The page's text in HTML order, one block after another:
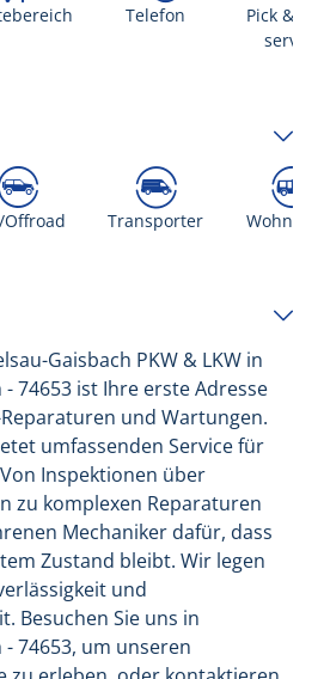
Telefon
Pick &
service
Offroad Transporter
Gaisbach PKW & LKW in
74653 ist Ihre erste Adresse
und Wartungen.
umfassenden Service für
Inspektionen über
zu komplexen Reparaturen
Mechaniker dafür, dass
Zustand bleibt. Wir legen
und
Besuchen Sie uns in
74653, um unseren